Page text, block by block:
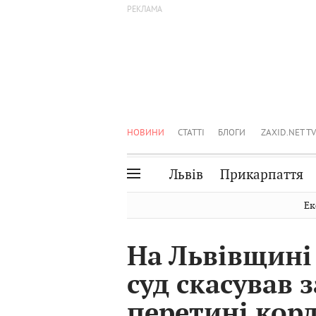
НОВИНИ СТАТТІ БЛОГИ ZAXID.NET TV
Львів Прикарпаття
Волинь
Чернівці
На
суд скасував